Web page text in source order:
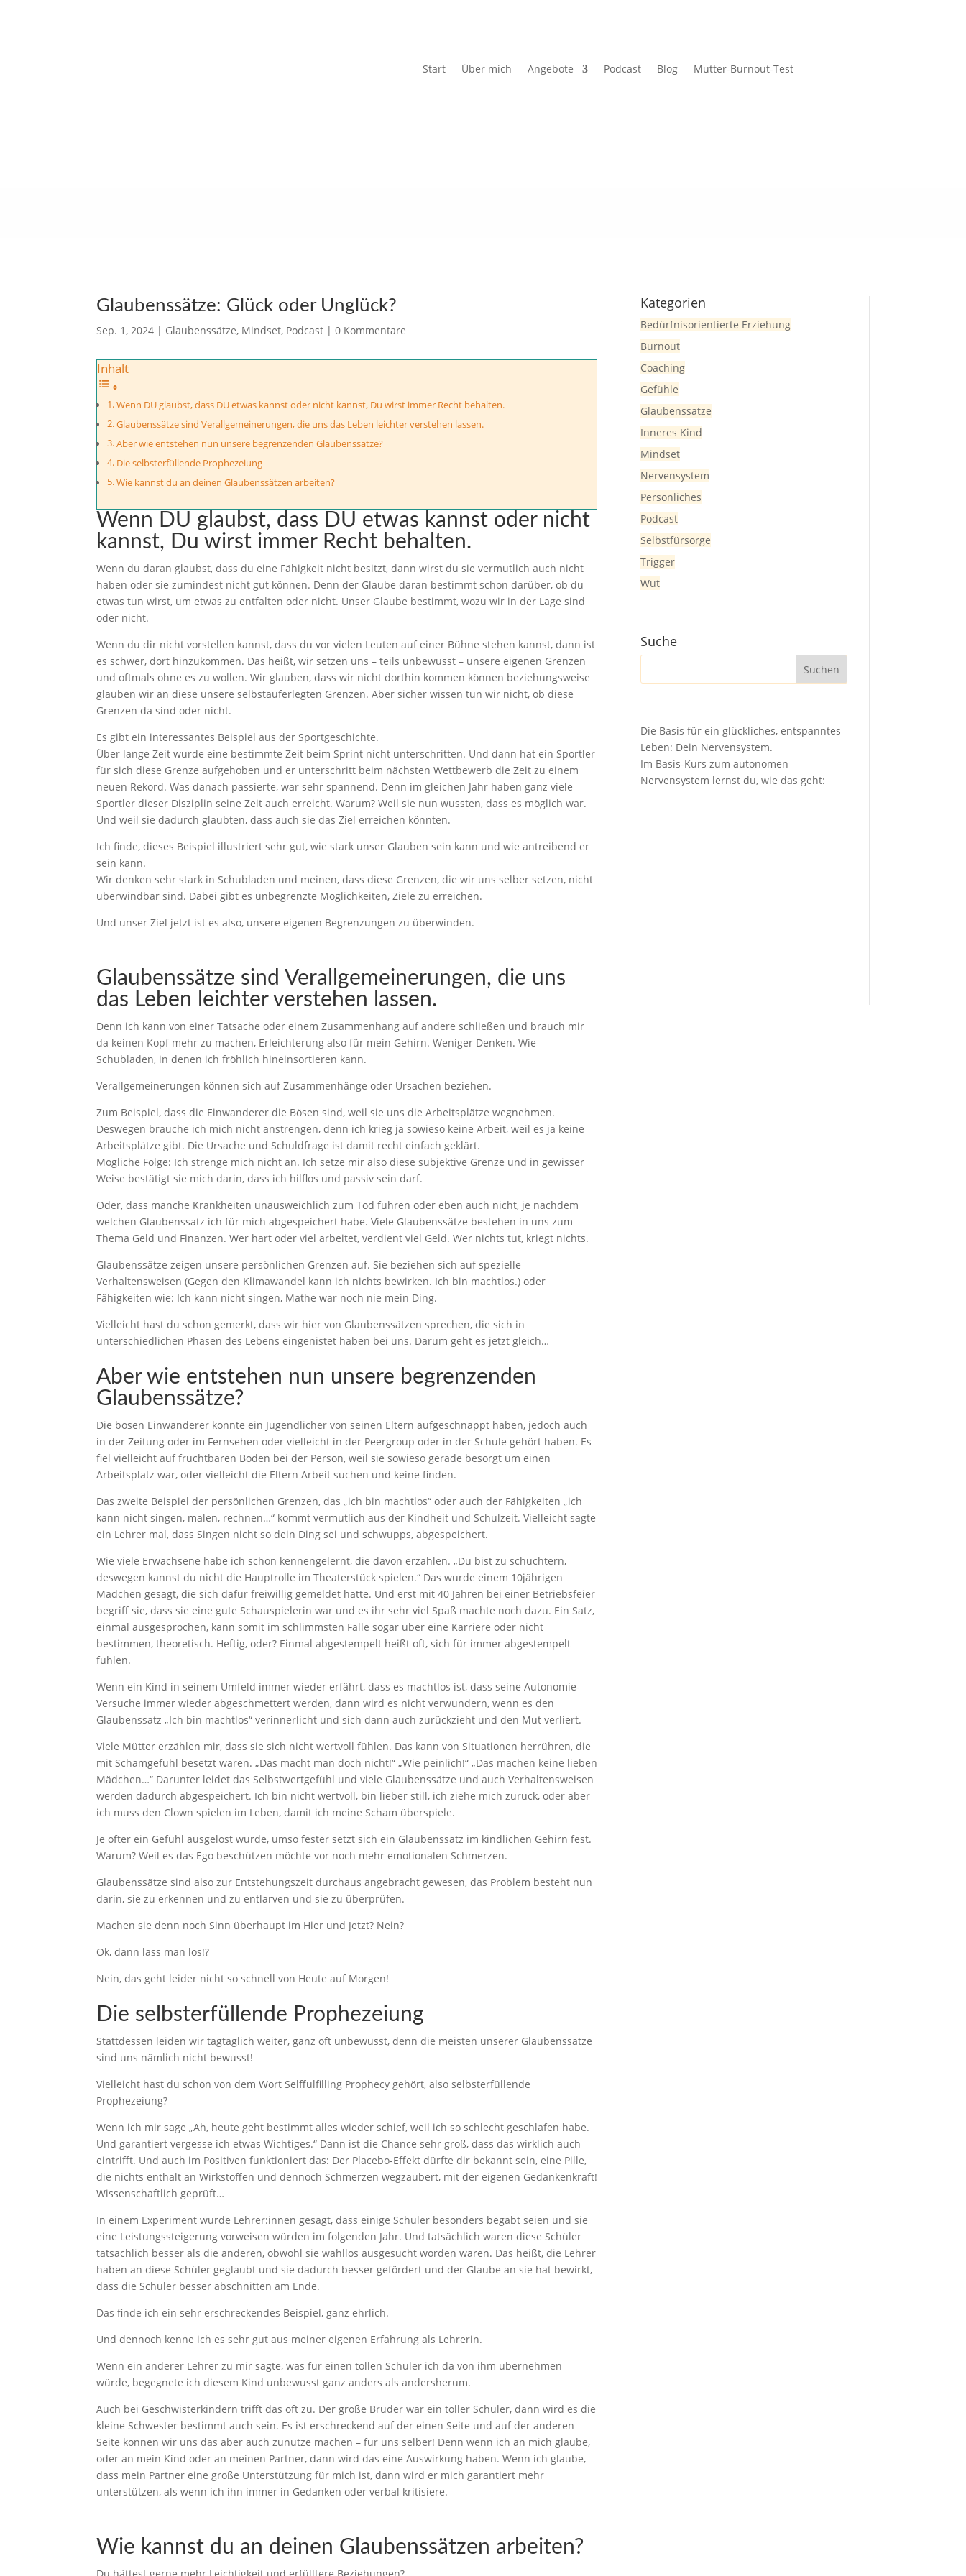
Start Über mich Angebote Podcast Blog Mutter-Burnout-Test
Glaubenssätze: Glück oder Unglück?
Sep. 1, 2024 | Glaubenssätze, Mindset, Podcast |0 Kommentare
Inhalt
Wenn DU glaubst, dass DU etwas kannst oder nicht kannst, Du wirst immer Recht behalten.
Glaubenssätze sind Verallgemeinerungen, die uns das Leben leichter verstehen lassen.
Aber wie entstehen nun unsere begrenzenden Glaubenssätze?
Die selbsterfüllende Prophezeiung
Wie kannst du an deinen Glaubenssätzen arbeiten?
Wenn DU glaubst, dass DU etwas kannst oder nicht
kannst, Du wirst immer Recht behalten.
Wenn du daran glaubst, dass du eine Fähigkeit nicht besitzt, dann wirst du sie vermutlich auch nicht
haben oder sie zumindest nicht gut können. Denn der Glaube daran bestimmt schon darüber, ob du
etwas tun wirst, um etwas zu entfalten oder nicht. Unser Glaube bestimmt, wozu wir in der Lage sind
oder nicht.
Wenn du dir nicht vorstellen kannst, dass du vor vielen Leuten auf einer Bühne stehen kannst, dann ist
es schwer, dort hinzukommen. Das heißt, wir setzen uns – teils unbewusst – unsere eigenen Grenzen
und oftmals ohne es zu wollen. Wir glauben, dass wir nicht dorthin kommen können beziehungsweise
glauben wir an diese unsere selbstauferlegten Grenzen. Aber sicher wissen tun wir nicht, ob diese
Grenzen da sind oder nicht.
Es gibt ein interessantes Beispiel aus der Sportgeschichte.
Über lange Zeit wurde eine bestimmte Zeit beim Sprint nicht unterschritten. Und dann hat ein Sportler
für sich diese Grenze aufgehoben und er unterschritt beim nächsten Wettbewerb die Zeit zu einem
neuen Rekord. Was danach passierte, war sehr spannend. Denn im gleichen Jahr haben ganz viele
Sportler dieser Disziplin seine Zeit auch erreicht. Warum? Weil sie nun wussten, dass es möglich war.
Und weil sie dadurch glaubten, dass auch sie das Ziel erreichen könnten.
Ich finde, dieses Beispiel illustriert sehr gut, wie stark unser Glauben sein kann und wie antreibend er
sein kann.
Wir denken sehr stark in Schubladen und meinen, dass diese Grenzen, die wir uns selber setzen, nicht
überwindbar sind. Dabei gibt es unbegrenzte Möglichkeiten, Ziele zu erreichen.
Und unser Ziel jetzt ist es also, unsere eigenen Begrenzungen zu überwinden.
Glaubenssätze sind Verallgemeinerungen, die uns
das Leben leichter verstehen lassen.
Denn ich kann von einer Tatsache oder einem Zusammenhang auf andere schließen und brauch mir
da keinen Kopf mehr zu machen, Erleichterung also für mein Gehirn. Weniger Denken. Wie
Schubladen, in denen ich fröhlich hineinsortieren kann.
Verallgemeinerungen können sich auf Zusammenhänge oder Ursachen beziehen.
Zum Beispiel, dass die Einwanderer die Bösen sind, weil sie uns die Arbeitsplätze wegnehmen.
Deswegen brauche ich mich nicht anstrengen, denn ich krieg ja sowieso keine Arbeit, weil es ja keine
Arbeitsplätze gibt. Die Ursache und Schuldfrage ist damit recht einfach geklärt.
Mögliche Folge: Ich strenge mich nicht an. Ich setze mir also diese subjektive Grenze und in gewisser
Weise bestätigt sie mich darin, dass ich hilflos und passiv sein darf.
Oder, dass manche Krankheiten unausweichlich zum Tod führen oder eben auch nicht, je nachdem
welchen Glaubenssatz ich für mich abgespeichert habe. Viele Glaubenssätze bestehen in uns zum
Thema Geld und Finanzen. Wer hart oder viel arbeitet, verdient viel Geld. Wer nichts tut, kriegt nichts.
Glaubenssätze zeigen unsere persönlichen Grenzen auf. Sie beziehen sich auf spezielle
Verhaltensweisen (Gegen den Klimawandel kann ich nichts bewirken. Ich bin machtlos.) oder
Fähigkeiten wie: Ich kann nicht singen, Mathe war noch nie mein Ding.
Vielleicht hast du schon gemerkt, dass wir hier von Glaubenssätzen sprechen, die sich in
unterschiedlichen Phasen des Lebens eingenistet haben bei uns. Darum geht es jetzt gleich…
Aber wie entstehen nun unsere begrenzenden
Glaubenssätze?
Die bösen Einwanderer könnte ein Jugendlicher von seinen Eltern aufgeschnappt haben, jedoch auch
in der Zeitung oder im Fernsehen oder vielleicht in der Peergroup oder in der Schule gehört haben. Es
fiel vielleicht auf fruchtbaren Boden bei der Person, weil sie sowieso gerade besorgt um einen
Arbeitsplatz war, oder vielleicht die Eltern Arbeit suchen und keine finden.
Das zweite Beispiel der persönlichen Grenzen, das „ich bin machtlos“ oder auch der Fähigkeiten „ich
kann nicht singen, malen, rechnen…“ kommt vermutlich aus der Kindheit und Schulzeit. Vielleicht sagte
ein Lehrer mal, dass Singen nicht so dein Ding sei und schwupps, abgespeichert.
Wie viele Erwachsene habe ich schon kennengelernt, die davon erzählen. „Du bist zu schüchtern,
deswegen kannst du nicht die Hauptrolle im Theaterstück spielen.“ Das wurde einem 10jährigen
Mädchen gesagt, die sich dafür freiwillig gemeldet hatte. Und erst mit 40 Jahren bei einer Betriebsfeier
begriff sie, dass sie eine gute Schauspielerin war und es ihr sehr viel Spaß machte noch dazu. Ein Satz,
einmal ausgesprochen, kann somit im schlimmsten Falle sogar über eine Karriere oder nicht
bestimmen, theoretisch. Heftig, oder? Einmal abgestempelt heißt oft, sich für immer abgestempelt
fühlen.
Wenn ein Kind in seinem Umfeld immer wieder erfährt, dass es machtlos ist, dass seine Autonomie-
Versuche immer wieder abgeschmettert werden, dann wird es nicht verwundern, wenn es den
Glaubenssatz „Ich bin machtlos“ verinnerlicht und sich dann auch zurückzieht und den Mut verliert.
Viele Mütter erzählen mir, dass sie sich nicht wertvoll fühlen. Das kann von Situationen herrühren, die
mit Schamgefühl besetzt waren. „Das macht man doch nicht!“ „Wie peinlich!“ „Das machen keine lieben
Mädchen…“ Darunter leidet das Selbstwertgefühl und viele Glaubenssätze und auch Verhaltensweisen
werden dadurch abgespeichert. Ich bin nicht wertvoll, bin lieber still, ich ziehe mich zurück, oder aber
ich muss den Clown spielen im Leben, damit ich meine Scham überspiele.
Je öfter ein Gefühl ausgelöst wurde, umso fester setzt sich ein Glaubenssatz im kindlichen Gehirn fest.
Warum? Weil es das Ego beschützen möchte vor noch mehr emotionalen Schmerzen.
Glaubenssätze sind also zur Entstehungszeit durchaus angebracht gewesen, das Problem besteht nun
darin, sie zu erkennen und zu entlarven und sie zu überprüfen.
Machen sie denn noch Sinn überhaupt im Hier und Jetzt? Nein?
Ok, dann lass man los!?
Nein, das geht leider nicht so schnell von Heute auf Morgen!
Die selbsterfüllende Prophezeiung
Stattdessen leiden wir tagtäglich weiter, ganz oft unbewusst, denn die meisten unserer Glaubenssätze
sind uns nämlich nicht bewusst!
Vielleicht hast du schon von dem Wort Selffulfilling Prophecy gehört, also selbsterfüllende
Prophezeiung?
Wenn ich mir sage „Ah, heute geht bestimmt alles wieder schief, weil ich so schlecht geschlafen habe.
Und garantiert vergesse ich etwas Wichtiges.“ Dann ist die Chance sehr groß, dass das wirklich auch
eintrifft. Und auch im Positiven funktioniert das: Der Placebo-Effekt dürfte dir bekannt sein, eine Pille,
die nichts enthält an Wirkstoffen und dennoch Schmerzen wegzaubert, mit der eigenen Gedankenkraft!
Wissenschaftlich geprüft…
In einem Experiment wurde Lehrer:innen gesagt, dass einige Schüler besonders begabt seien und sie
eine Leistungssteigerung vorweisen würden im folgenden Jahr. Und tatsächlich waren diese Schüler
tatsächlich besser als die anderen, obwohl sie wahllos ausgesucht worden waren. Das heißt, die Lehrer
haben an diese Schüler geglaubt und sie dadurch besser gefördert und der Glaube an sie hat bewirkt,
dass die Schüler besser abschnitten am Ende.
Das finde ich ein sehr erschreckendes Beispiel, ganz ehrlich.
Und dennoch kenne ich es sehr gut aus meiner eigenen Erfahrung als Lehrerin.
Wenn ein anderer Lehrer zu mir sagte, was für einen tollen Schüler ich da von ihm übernehmen
würde, begegnete ich diesem Kind unbewusst ganz anders als andersherum.
Auch bei Geschwisterkindern trifft das oft zu. Der große Bruder war ein toller Schüler, dann wird es die
kleine Schwester bestimmt auch sein. Es ist erschreckend auf der einen Seite und auf der anderen
Seite können wir uns das aber auch zunutze machen – für uns selber! Denn wenn ich an mich glaube,
oder an mein Kind oder an meinen Partner, dann wird das eine Auswirkung haben. Wenn ich glaube,
dass mein Partner eine große Unterstützung für mich ist, dann wird er mich garantiert mehr
unterstützen, als wenn ich ihn immer in Gedanken oder verbal kritisiere.
Wie kannst du an deinen Glaubenssätzen arbeiten?
Kategorien
Bedürfnisorientierte Erziehung
Burnout
Coaching
Gefühle
Glaubenssätze
Inneres Kind
Mindset
Nervensystem
Persönliches
Podcast
Selbstfürsorge
Trigger
Wut
Suche
Die Basis für ein glückliches, entspanntes
Leben: Dein Nervensystem.
Im Basis-Kurs zum autonomen
Nervensystem lernst du, wie das geht: